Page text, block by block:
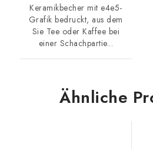
Keramikbecher mit e4e5-
Grafik bedruckt, aus dem
Sie Tee oder Kaffee bei
einer Schachpartie...
Ähnliche